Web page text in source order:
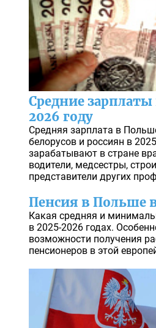
Средние
2026 году
Средняя зарплата в
белорусов и россиян в
зарабатывают в стране
водители, медсестры,
представители других
Пенсия в Польше
Какая средняя и
в 2025-2026 годах.
возможности получения
пенсионеров в этой